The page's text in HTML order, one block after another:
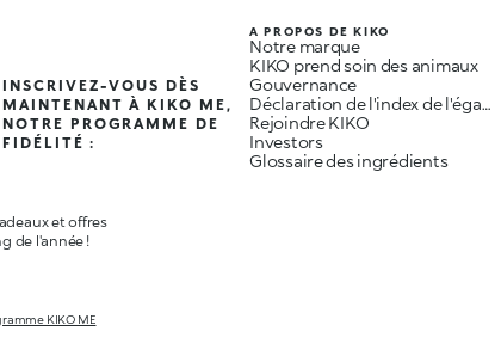
INSCRIVEZ-VOUS DÈS
MAINTENANT À KIKO ME,
NOTRE PROGRAMME DE
FIDÉLITÉ :
et offres
de l'année !
KIKO ME
A PROPOS DE KIKO
Notre marque
KIKO prend soin des animaux
Gouvernance
Déclaration de l'index de l'égalité professionnelle
Rejoindre KIKO
Investors
Glossaire des ingrédients